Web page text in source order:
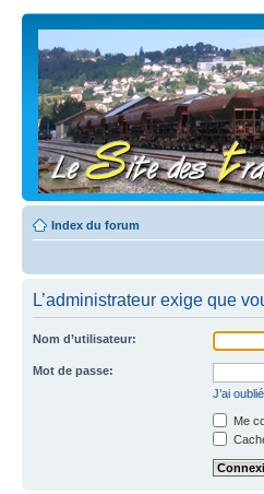
Index du forum
L’administrateur exige que
Nom d’utilisateur:
Mot de passe:
J’ai
Me